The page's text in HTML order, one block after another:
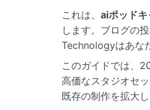
これは、 aiポッド
します。ブログの
Technologyはあな
このガイドでは、
高価なスタジオセ
既存の制作を拡大